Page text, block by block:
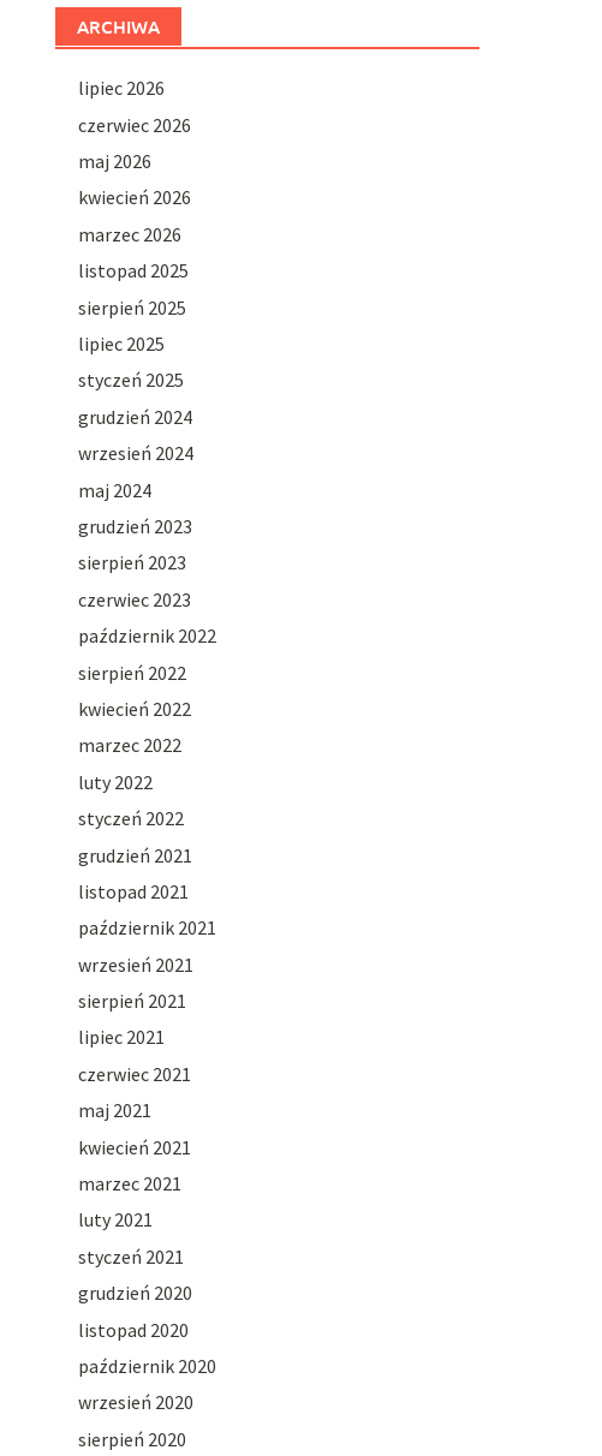
ARCHIWA
lipiec 2026
czerwiec 2026
maj 2026
kwiecień 2026
marzec 2026
listopad 2025
sierpień 2025
lipiec 2025
styczeń 2025
grudzień 2024
wrzesień 2024
maj 2024
grudzień 2023
sierpień 2023
czerwiec 2023
październik 2022
sierpień 2022
kwiecień 2022
marzec 2022
luty 2022
styczeń 2022
grudzień 2021
listopad 2021
październik 2021
wrzesień 2021
sierpień 2021
lipiec 2021
czerwiec 2021
maj 2021
kwiecień 2021
marzec 2021
luty 2021
styczeń 2021
grudzień 2020
listopad 2020
październik 2020
wrzesień 2020
sierpień 2020